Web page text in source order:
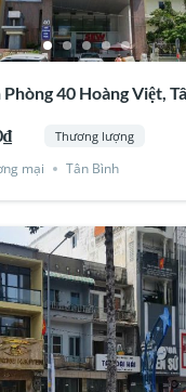
Phòng 40 Hoàng Việt,
Thương lượng
mại Tân Bình